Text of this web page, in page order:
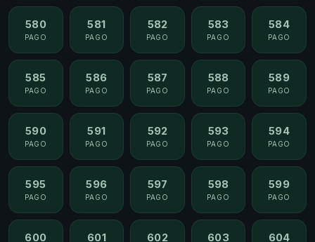
580
PAGO
581
PAGO
582
PAGO
583
PAGO
584
PAGO
585
PAGO
586
PAGO
587
PAGO
588
PAGO
589
PAGO
590
PAGO
591
PAGO
592
PAGO
593
PAGO
594
PAGO
595
PAGO
596
PAGO
597
PAGO
598
PAGO
599
PAGO
600 601 602 603 604